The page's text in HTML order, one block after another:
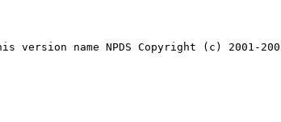
version name NPDS Copyright (c) 2001-
*